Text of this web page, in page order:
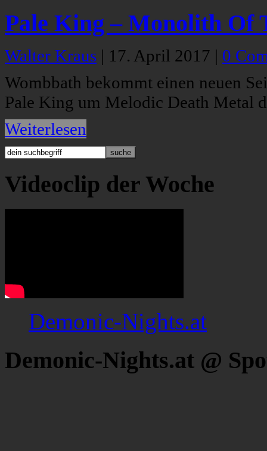
Pale King – Monolith Of
Walter Kraus | 17. April 2017 | 0
Wombbath bekommt einen neuen
Pale King um Melodic Death Metal
Weiterlesen
Videoclip der Woche
Demonic-Nights.at
Demonic-Nights.at @